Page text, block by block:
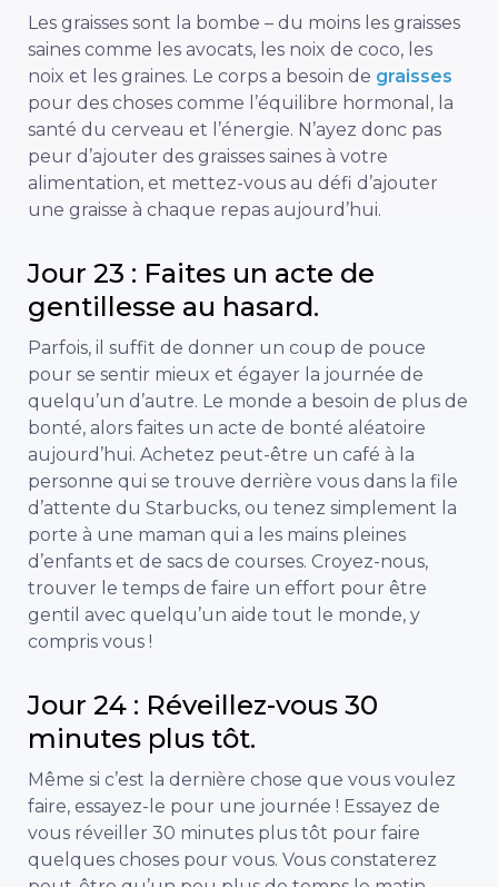
Les graisses sont la bombe – du moins les graisses
saines comme les avocats, les noix de coco, les
noix et les graines. Le corps a besoin de graisses
pour des choses comme l’équilibre hormonal, la
santé du cerveau et l’énergie. N’ayez donc pas
peur d’ajouter des graisses saines à votre
alimentation, et mettez-vous au défi d’ajouter
une graisse à chaque repas aujourd’hui.
Jour 23 : Faites un acte de
gentillesse au hasard.
Parfois, il suffit de donner un coup de pouce
pour se sentir mieux et égayer la journée de
quelqu’un d’autre. Le monde a besoin de plus de
bonté, alors faites un acte de bonté aléatoire
aujourd’hui. Achetez peut-être un café à la
personne qui se trouve derrière vous dans la file
d’attente du Starbucks, ou tenez simplement la
porte à une maman qui a les mains pleines
d’enfants et de sacs de courses. Croyez-nous,
trouver le temps de faire un effort pour être
gentil avec quelqu’un aide tout le monde, y
compris vous !
Jour 24 : Réveillez-vous 30
minutes plus tôt.
Même si c’est la dernière chose que vous voulez
faire, essayez-le pour une journée ! Essayez de
vous réveiller 30 minutes plus tôt pour faire
quelques choses pour vous. Vous constaterez